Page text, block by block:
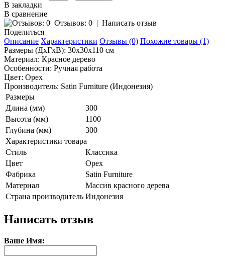
В закладки
В сравнение
Отзывов: 0 | Написать отзыв
Поделиться
Описание Характеристики Отзывы (0) Похожие товары (1)
Размеры (ДхГхВ): 30x30x110 см
Материал: Красное дерево
Особенности: Ручная работа
Цвет: Орех
Производитель: Satin Furniture (Индонезия)
Размеры
Длина (мм)
300
Высота (мм)
1100
Глубина (мм)
300
Характеристики товара
Стиль
Классика
Цвет
Орех
Фабрика
Satin Furniture
Материал
Массив красного дерева
Страна производитель Индонезия
Написать отзыв
Ваше Имя: